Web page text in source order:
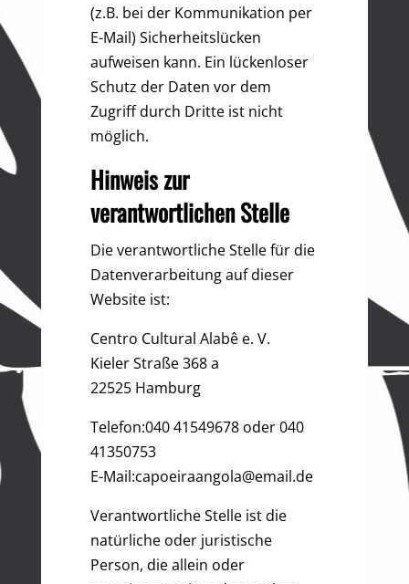
(z.B. bei der Kommunikation per
E-Mail) Sicherheitslücken
aufweisen kann. Ein lückenloser
Schutz der Daten vor dem
Zugriff durch Dritte ist nicht
möglich.
Hinweis zur
verantwortlichen Stelle
Die verantwortliche Stelle für die
Datenverarbeitung auf dieser
Website ist:
Centro Cultural Alabê e. V.
Kieler Straße 368 a
22525 Hamburg
Telefon:040 41549678 oder 040
41350753
E-Mail:capoeiraangola@email.de
Verantwortliche Stelle ist die
natürliche oder juristische
Person, die allein oder